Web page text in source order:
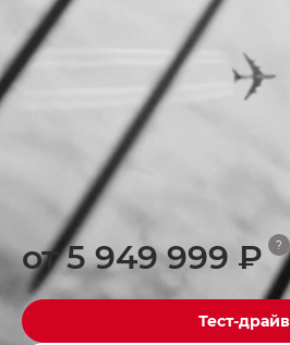
от 5 949 999 ₽ ?
Тест-драйв